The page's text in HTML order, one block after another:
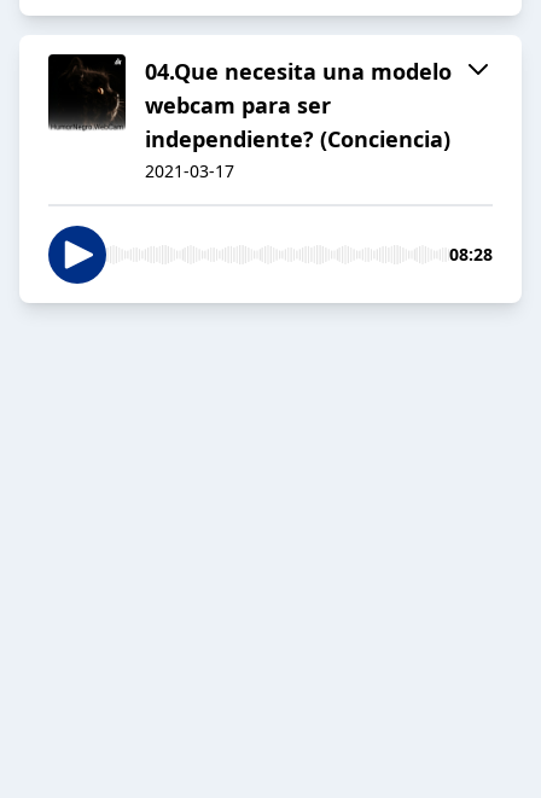
04.Que necesita una modelo
webcam para ser
independiente? (Conciencia)
2021-03-17
08:28